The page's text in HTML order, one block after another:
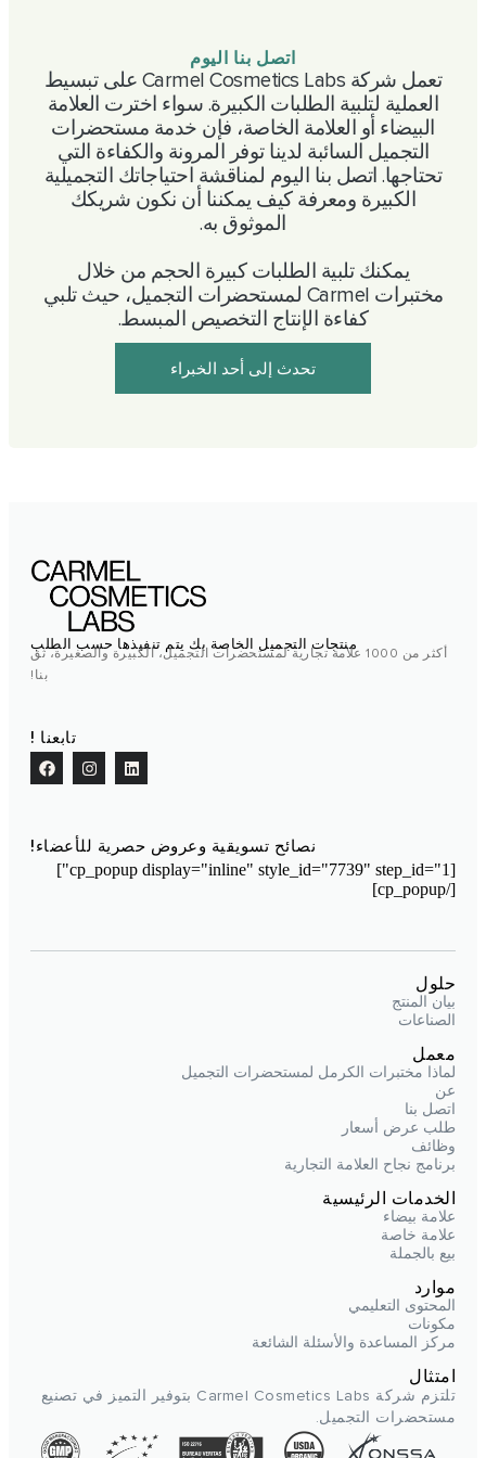
اتصل بنا اليوم
تعمل شركة Carmel Cosmetics Labs على تبسيط
العملية لتلبية الطلبات الكبيرة. سواء اخترت العلامة
البيضاء أو العلامة الخاصة، فإن خدمة مستحضرات
التجميل السائبة لدينا توفر المرونة والكفاءة التي
تحتاجها. اتصل بنا اليوم لمناقشة احتياجاتك التجميلية
الكبيرة ومعرفة كيف يمكننا أن نكون شريكك
الموثوق به.
يمكنك تلبية الطلبات كبيرة الحجم من خلال
مختبرات Carmel لمستحضرات التجميل، حيث تلبي
كفاءة الإنتاج التخصيص المبسط.
تحدث إلى أحد الخبراء
منتجات التجميل الخاصة بك يتم تنفيذها حسب الطلب
أكثر من 1000 علامة تجارية لمستحضرات التجميل، الكبيرة والصغيرة، ثق
بنا!
تابعنا !
نصائح تسويقية وعروض حصرية للأعضاء!
[cp_popup display="inline" style_id="7739" step_id="1"]
[/cp_popup]
حلول
بيان المنتج
الصناعات
معمل
لماذا مختبرات الكرمل لمستحضرات التجميل
عن
اتصل بنا
طلب عرض أسعار
وظائف
برنامج نجاح العلامة التجارية
الخدمات الرئيسية
علامة بيضاء
علامة خاصة
بيع بالجملة
موارد
المحتوى التعليمي
مكونات
مركز المساعدة والأسئلة الشائعة
امتثال
تلتزم شركة Carmel Cosmetics Labs بتوفير التميز في تصنيع
مستحضرات التجميل.